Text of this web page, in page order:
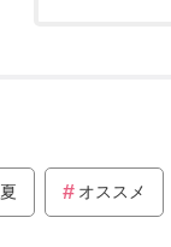
夏 オススメ